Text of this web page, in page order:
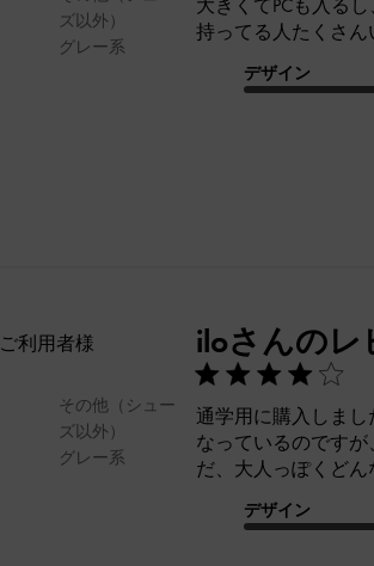
ズ以外）
グレー系
大きくてPCも入る
持ってる人たくさ
デザイン
ご利用者様
その他（シュー
ズ以外）
グレー系
iloさんのレ
通学用に購入しま
なっているのです
だ、大人っぽくど
デザイン